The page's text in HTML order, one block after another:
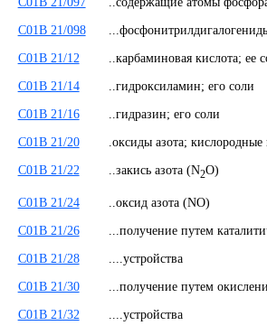
C01B 21/098
C01B 21/12 ..карбаминовая кислота; ее
C01B 21/14 ..гидроксиламин; его соли
C01B 21/16 ..гидразин; его соли
C01B 21/20 .оксиды азота;
C01B 21/22 ..закись азота (N2O)
C01B 21/24 ..оксид азота (NO)
C01B 21/26 ...получение путем
C01B 21/28 ....устройства
C01B 21/30 ...получение путем
C01B 21/32 ....устройства